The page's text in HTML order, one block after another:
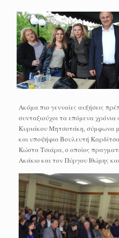
Ακόμα πιο γενναίες αυξήσεις
συνταξιούχοι τα επόμενα
Κυριάκου Μητσοτάκη, σύμφωνα
και υποψήφιο Βουλευτή
Κώστα Τσιάρα, ο οποίος
Ακάκιο και τον Πύργου Ιθώμης